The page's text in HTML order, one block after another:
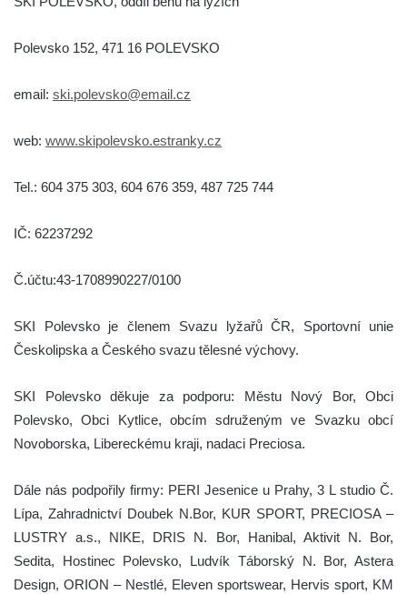
Polevsko 152, 471 16 POLEVSKO
email: ski.polevsko@email.cz
web: www.skipolevsko.estranky.cz
Tel.: 604 375 303, 604 676 359, 487 725 744
IČ: 62237292
Č.účtu:43-1708990227/0100
SKI Polevsko je členem Svazu lyžařů ČR, Sportovní unie
Českolipska a Českého svazu tělesné výchovy.
SKI Polevsko děkuje za podporu: Městu Nový Bor, Obci
Polevsko, Obci Kytlice, obcím sdruženým ve Svazku obcí
Novoborska, Libereckému kraji, nadaci Preciosa.
Dále nás podpořily firmy: PERI Jesenice u Prahy, 3 L studio Č.
Lípa, Zahradnictví Doubek N.Bor, KUR SPORT, PRECIOSA –
LUSTRY a.s., NIKE, DRIS N. Bor, Hanibal, Aktivit N. Bor,
Sedita, Hostinec Polevsko, Ludvík Táborský N. Bor, Astera
Design, ORION – Nestlé, Eleven sportswear, Hervis sport, KM